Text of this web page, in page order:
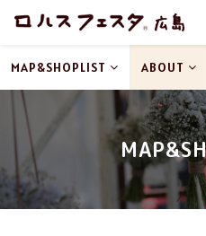
MAP&SHOPLIST ABOUT